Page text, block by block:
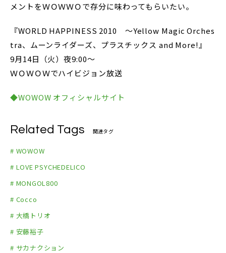
メントをＷＯＷＷＯで存分に味わってもらいたい。
『WORLD HAPPINESS 2010 ～Yellow Magic Orches
tra、ムーンライダーズ、プラスチックス and More!』
9月14日（火）夜9:00～
ＷＯＷＯＷでハイビジョン放送
◆WOWOW オフィシャルサイト
Related Tags 関連タグ
# WOWOW
# LOVE PSYCHEDELICO
# MONGOL800
# Cocco
# 大橋トリオ
# 安藤裕子
# サカナクション